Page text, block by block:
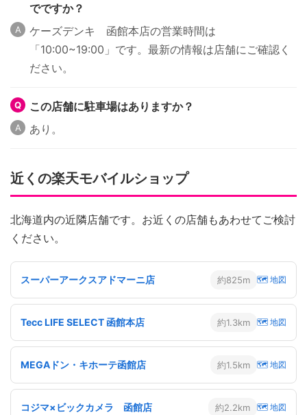
でですか？
ケーズデンキ 函館本店の営業時間は
「10:00~19:00」です。最新の情報は店舗にご確認く
ださい。
この店舗に駐車場はありますか？
あり。
近くの楽天モバイルショップ
北海道内の近隣店舗です。お近くの店舗もあわせてご検討
ください。
スーパーアークスアドマーニ店 約825m 🗺 地図
Tecc LIFE SELECT 函館本店 約1.3km 🗺 地図
MEGAドン・キホーテ函館店 約1.5km 🗺 地図
コジマ×ビックカメラ 函館店 約2.2km 🗺 地図